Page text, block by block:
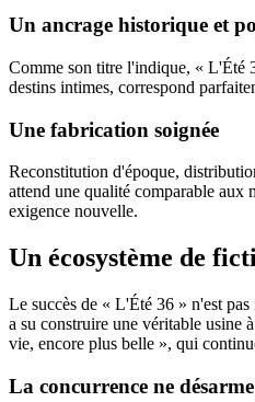
Un ancrage historique et
Comme son titre l'indique, « L'Été
destins intimes, correspond
Une fabrication soignée
Reconstitution d'époque,
attend une qualité comparable aux
exigence nouvelle.
Un écosystème de
Le succès de « L'Été 36 » n'est
a su construire une véritable usine
vie, encore plus belle », qui
La concurrence ne